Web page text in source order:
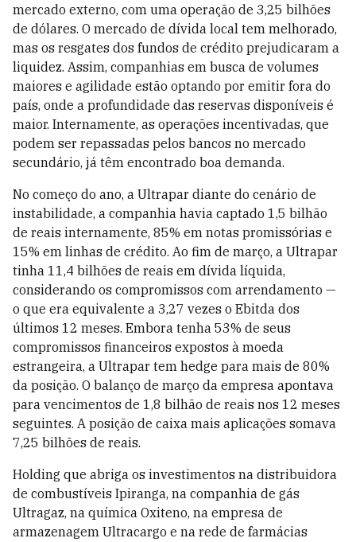
mercado externo, com uma operação de 3,25 bilhões
de dólares. O mercado de dívida local tem melhorado,
mas os resgates dos fundos de crédito prejudicaram a
liquidez. Assim, companhias em busca de volumes
maiores e agilidade estão optando por emitir fora do
país, onde a profundidade das reservas disponíveis é
maior. Internamente, as operações incentivadas, que
podem ser repassadas pelos bancos no mercado
secundário, já têm encontrado boa demanda.
No começo do ano, a Ultrapar diante do cenário de
instabilidade, a companhia havia captado 1,5 bilhão
de reais internamente, 85% em notas promissórias e
15% em linhas de crédito. Ao fim de março, a Ultrapar
tinha 11,4 bilhões de reais em dívida líquida,
considerando os compromissos com arrendamento —
o que era equivalente a 3,27 vezes o Ebitda dos
últimos 12 meses. Embora tenha 53% de seus
compromissos financeiros expostos à moeda
estrangeira, a Ultrapar tem hedge para mais de 80%
da posição. O balanço de março da empresa apontava
para vencimentos de 1,8 bilhão de reais nos 12 meses
seguintes. A posição de caixa mais aplicações somava
7,25 bilhões de reais.
Holding que abriga os investimentos na distribuidora
de combustíveis Ipiranga, na companhia de gás
Ultragaz, na química Oxiteno, na empresa de
armazenagem Ultracargo e na rede de farmácias